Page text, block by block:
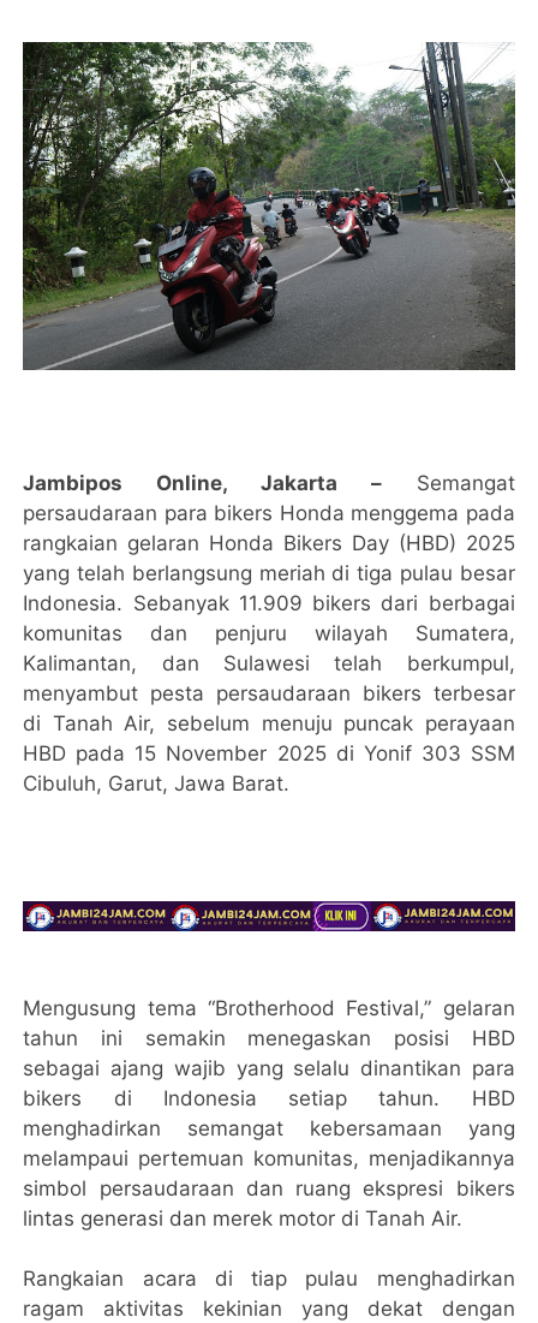
Jambipos Online, Jakarta –Semangat
persaudaraan para bikers Honda menggema pada
rangkaian gelaran Honda Bikers Day (HBD) 2025
yang telah berlangsung meriah di tiga pulau besar
Indonesia. Sebanyak 11.909 bikers dari berbagai
komunitas dan penjuru wilayah Sumatera,
Kalimantan, dan Sulawesi telah berkumpul,
menyambut pesta persaudaraan bikers terbesar
di Tanah Air, sebelum menuju puncak perayaan
HBD pada 15 November 2025 di Yonif 303 SSM
Cibuluh, Garut, Jawa Barat.
Mengusung tema “Brotherhood Festival,” gelaran
tahun ini semakin menegaskan posisi HBD
sebagai ajang wajib yang selalu dinantikan para
bikers di Indonesia setiap tahun. HBD
menghadirkan semangat kebersamaan yang
melampaui pertemuan komunitas, menjadikannya
simbol persaudaraan dan ruang ekspresi bikers
lintas generasi dan merek motor di Tanah Air.
Rangkaian acara di tiap pulau menghadirkan
ragam aktivitas kekinian yang dekat dengan